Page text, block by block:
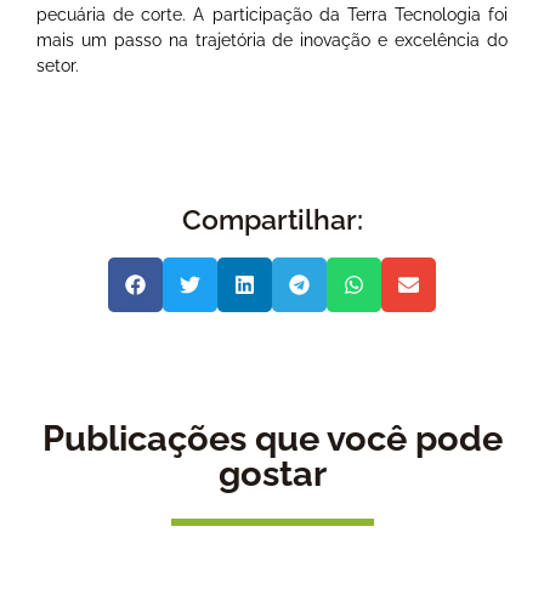
pecuária de corte. A participação da Terra Tecnologia foi
mais um passo na trajetória de inovação e excelência do
setor.
Compartilhar:
Publicações que você pode
gostar